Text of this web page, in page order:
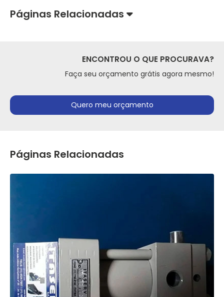
Páginas Relacionadas
ENCONTROU O QUE PROCURAVA?
Faça seu orçamento grátis agora mesmo!
Quero meu orçamento
Páginas Relacionadas